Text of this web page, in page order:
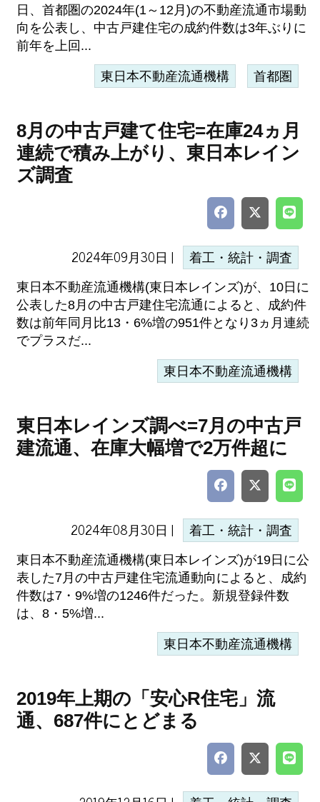
日、首都圏の2024年(1～12月)の不動産流通市場動
向を公表し、中古戸建住宅の成約件数は3年ぶりに
前年を上回...
東日本不動産流通機構 首都圏
8月の中古戸建て住宅=在庫24ヵ月
連続で積み上がり、東日本レイン
ズ調査
2024年09月30日 | 着工・統計・調査
東日本不動産流通機構(東日本レインズ)が、10日に
公表した8月の中古戸建住宅流通によると、成約件
数は前年同月比13・6%増の951件となり3ヵ月連続
でプラスだ...
東日本不動産流通機構
東日本レインズ調べ=7月の中古戸
建流通、在庫大幅増で2万件超に
2024年08月30日 | 着工・統計・調査
東日本不動産流通機構(東日本レインズ)が19日に公
表した7月の中古戸建住宅流通動向によると、成約
件数は7・9%増の1246件だった。新規登録件数
は、8・5%増...
東日本不動産流通機構
2019年上期の「安心R住宅」流
通、687件にとどまる